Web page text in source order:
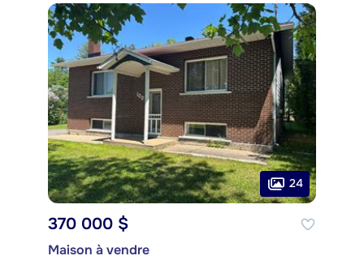
24
370 000 $
Maison à vendre